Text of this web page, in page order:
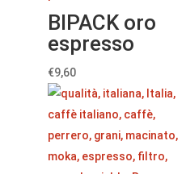
BIPACK oro
espresso
€9,60